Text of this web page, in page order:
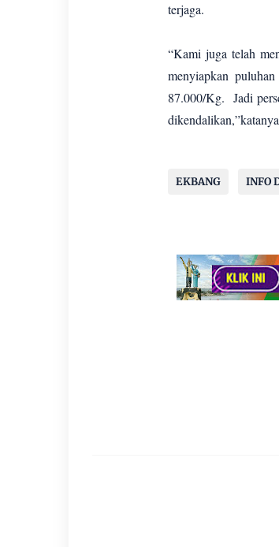
terjaga.
“Kami juga telah
menyiapkan
87.000/Kg. Jadi
EKBANG INFO